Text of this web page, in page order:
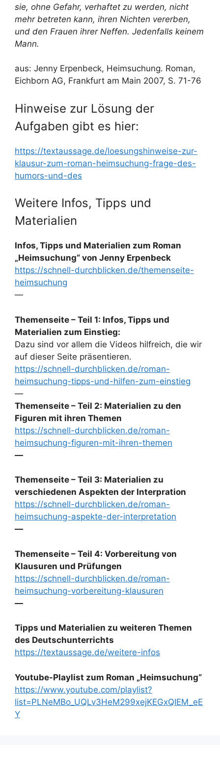
sie, ohne Gefahr, verhaftet zu werden, nicht
mehr betreten kann, ihren Nichten vererben,
und den Frauen ihrer Neffen. Jedenfalls keinem
Mann.
aus: Jenny Erpenbeck, Heimsuchung. Roman,
Eichborn AG, Frankfurt am Main 2007, S. 71-76
Hinweise zur Lösung der
Aufgaben gibt es hier:
https://textaussage.de/loesungshinweise-zur-
klausur-zum-roman-heimsuchung-frage-des-
humors-und-des
Weitere Infos, Tipps und
Materialien
Infos, Tipps und Materialien zum Roman
„Heimsuchung“ von Jenny Erpenbeck
https://schnell-durchblicken.de/themenseite-
heimsuchung
—
Themenseite – Teil 1: Infos, Tipps und
Materialien zum Einstieg:
Dazu sind vor allem die Videos hilfreich, die wir
auf dieser Seite präsentieren.
https://schnell-durchblicken.de/roman-
heimsuchung-tipps-und-hilfen-zum-einstieg
—
Themenseite – Teil 2: Materialien zu den
Figuren mit ihren Themen
https://schnell-durchblicken.de/roman-
heimsuchung-figuren-mit-ihren-themen
—
Themenseite – Teil 3: Materialien zu
verschiedenen Aspekten der Interpration
https://schnell-durchblicken.de/roman-
heimsuchung-aspekte-der-interpretation
—
Themenseite – Teil 4: Vorbereitung von
Klausuren und Prüfungen
https://schnell-durchblicken.de/roman-
heimsuchung-vorbereitung-klausuren
—
Tipps und Materialien zu weiteren Themen
des Deutschunterrichts
https://textaussage.de/weitere-infos
Youtube-Playlist zum Roman „Heimsuchung“
https://www.youtube.com/playlist?
list=PLNeMBo_UQLv3HeM299xejKEGxQIEM_eE
Y